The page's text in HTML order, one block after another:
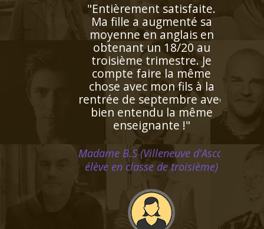
"Excellente professeur qui
s’applique énormément et
donne de très bons
résultats. Attentive,
patiente et de surcroît très
sympathique, elle a su
s'octroyer la confiance de
notre fille dès le premier
contact"
Madame G.F (Paris, élève en
classe de seconde)